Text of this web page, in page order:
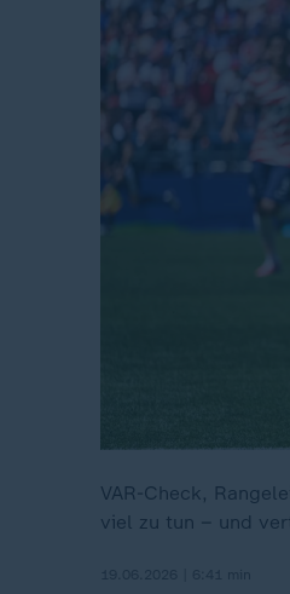
VAR-Check,
viel zu tun – und